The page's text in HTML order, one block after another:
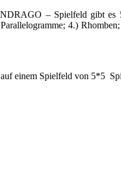
– Spielfeld gibt es
4.)
auf einem Spielfeld von 5*5